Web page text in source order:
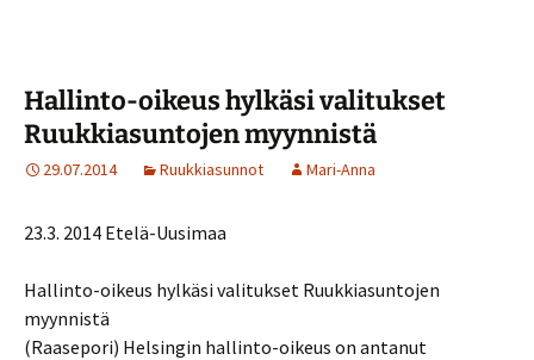
Hallinto-oikeus hylkäsi valitukset
Ruukkiasuntojen myynnistä
29.07.2014 Ruukkiasunnot Mari-Anna
23.3. 2014 Etelä-Uusimaa
Hallinto-oikeus hylkäsi valitukset Ruukkiasuntojen
myynnistä
(Raasepori) Helsingin hallinto-oikeus on antanut